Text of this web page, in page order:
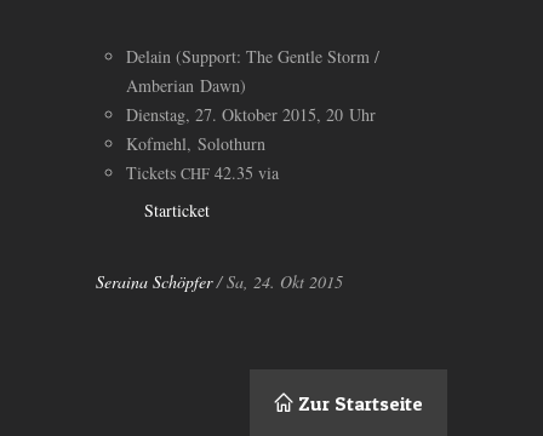
Delain (Support: The Gentle Storm /
Amberian Dawn)
Dienstag, 27. Oktober 2015, 20 Uhr
Kofmehl, Solothurn
Tickets CHF 42.35 via
Starticket
Seraina Schöpfer/ Sa, 24. Okt 2015
Zur Startseite